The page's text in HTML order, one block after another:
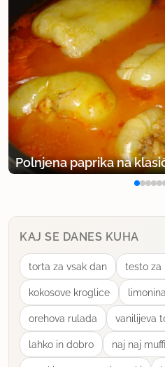
Polnjena paprika na
KAJ SE DANES KUHA
torta za vsak dan testo za
kokosove kroglice
orehova rulada vanilijeva
lahko in dobro naj naj